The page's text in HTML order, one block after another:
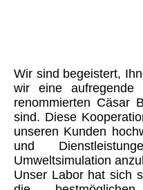
Wir sind begeistert,
wir eine aufregende
renommierten Cäsar
sind. Diese
unseren Kunden
und
Umweltsimulation
Unser Labor hat sich